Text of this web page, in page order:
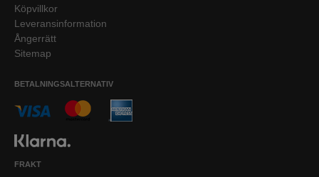
Köpvillkor
Leveransinformation
Ångerrätt
Sitemap
BETALNINGSALTERNATIV
FRAKT